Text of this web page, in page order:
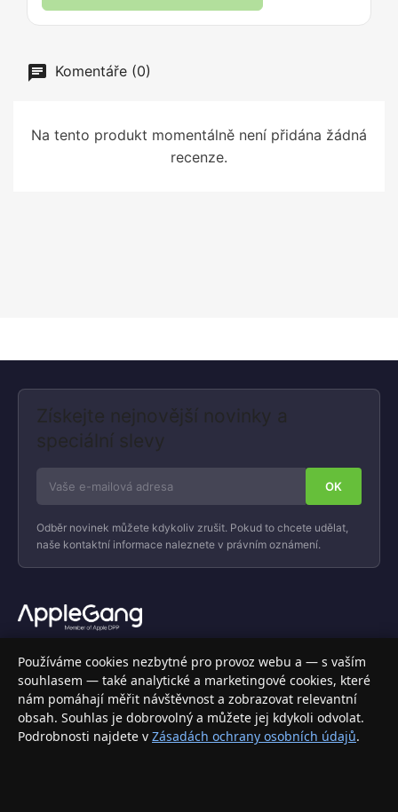
Komentáře (0)
Na tento produkt momentálně není přidána žádná
recenze.
Získejte nejnovější novinky a
speciální slevy
Odběr novinek můžete kdykoliv zrušit. Pokud to chcete udělat,
naše kontaktní informace naleznete v právním oznámení.
Váš specializovaný obchod s Apple produkty, příslušenstvím a
elektronikou. Nakupujte bezpečně a s jistotou.
INFORMACE
Doprava a doručení
Používáme cookies nezbytné pro provoz webu a — s vaším
souhlasem — také analytické a marketingové cookies, které
nám pomáhají měřit návštěvnost a zobrazovat relevantní
obsah. Souhlas je dobrovolný a můžete jej kdykoli odvolat.
Podrobnosti najdete v Zásadách ochrany osobních údajů.